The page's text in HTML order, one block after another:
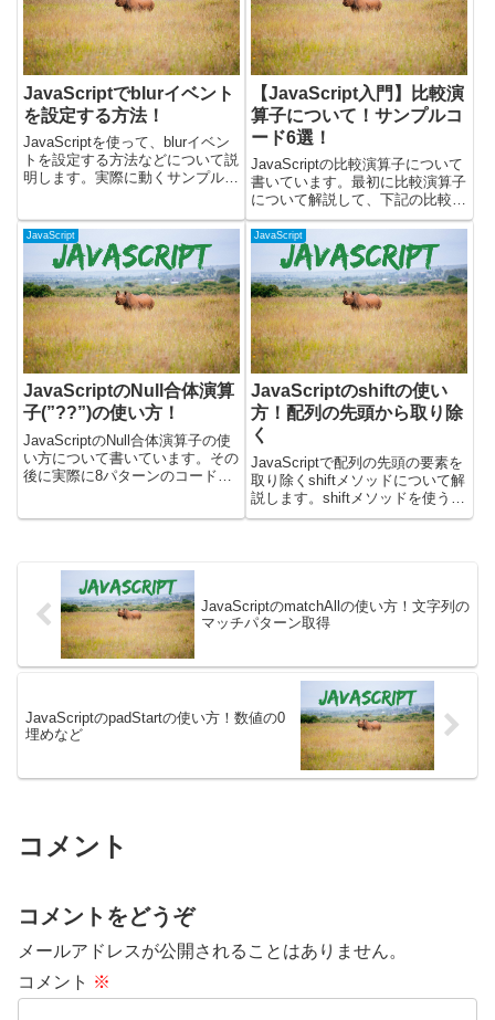
JavaScriptでblurイベント
を設定する方法！
JavaScriptを使って、blurイベン
トを設定する方法などについて説
明します。実際に動くサンプルを
blurイベントをつける方法 ・blur
イベントとchangeイベントの...
【JavaScript入門】比較演
算子について！サンプルコ
ード6選！
JavaScriptの比較演算子について
書いています。最初に比較演算子
について解説して、下記の比較演
算子を使用したサンプルコードを
書きました。・両方の値が同じ
(==, ===)・両方の値が同じでな
い(!=, !==)・右より左が少ない
(`&...
JavaScript
JavaScriptのNull合体演算
子(”??”)の使い方！
JavaScriptのNull合体演算子の使
い方について書いています。その
後に実際に8パターンのコードで
JavaScript
JavaScriptのshiftの使い
方！配列の先頭から取り除
く
JavaScriptで配列の先頭の要素を
取り除くshiftメソッドについて解
説します。shiftメソッドを使う
と、配列から最初の要素を取り除
JavaScriptのmatchAllの使い方！文字列の
マッチパターン取得
JavaScriptのpadStartの使い方！数値の0
埋めなど
コメント
コメントをどうぞ
メールアドレスが公開されることはありません。
コメント ※